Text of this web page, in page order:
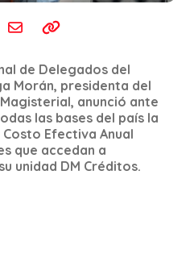
de Delegados del
Morán, presidenta del
anunció ante
las bases del país la
Efectiva Anual
que accedan a
unidad DM Créditos.